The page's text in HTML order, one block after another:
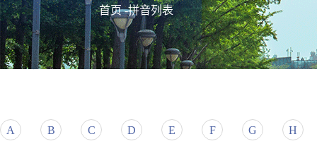
首页 -拼音列表
A B C D E F G H